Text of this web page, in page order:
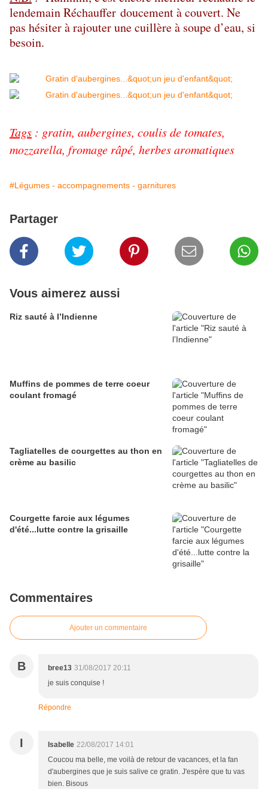
lendemain Réchauffer doucement à couvert. Ne
pas hésiter à rajouter une cuillère à soupe d’eau, si
besoin.
Tags : gratin, aubergines, coulis de tomates,
mozzarella, fromage râpé, herbes aromatiques
#Légumes - accompagnements - garnitures
Partager
Vous aimerez aussi
Riz sauté à l’Indienne
Muffins de pommes de terre coeur
coulant fromagé
Tagliatelles de courgettes au thon en
crème au basilic
Courgette farcie aux légumes
d'été...lutte contre la grisaille
Commentaires
Ajouter un commentaire
B bree13 31/08/2017 20:11
je suis conquise !
Répondre
I Isabelle 22/08/2017 14:01
Coucou ma belle, me voilà de retour de vacances, et la fan
d'aubergines que je suis salive ce gratin. J'espère que tu vas
bien. Bisous